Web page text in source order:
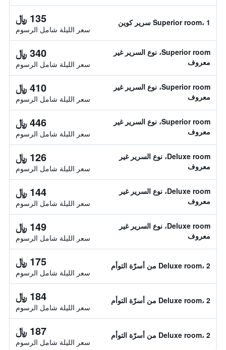
Superior room، 1 سرير كوين 135 ﷼
سعر الليلة شامل الرسوم
Superior room، نوع السرير غير
معروف
340 ﷼
سعر الليلة شامل الرسوم
Superior room، نوع السرير غير
معروف
410 ﷼
سعر الليلة شامل الرسوم
Superior room، نوع السرير غير
معروف
446 ﷼
سعر الليلة شامل الرسوم
Deluxe room، نوع السرير غير
معروف
126 ﷼
سعر الليلة شامل الرسوم
Deluxe room، نوع السرير غير
معروف
144 ﷼
سعر الليلة شامل الرسوم
Deluxe room، نوع السرير غير
معروف
149 ﷼
سعر الليلة شامل الرسوم
Deluxe room، 2 من أسرّة التوأم 175 ﷼
سعر الليلة شامل الرسوم
Deluxe room، 2 من أسرّة التوأم 184 ﷼
سعر الليلة شامل الرسوم
Deluxe room، 2 من أسرّة التوأم 187 ﷼
سعر الليلة شامل الرسوم